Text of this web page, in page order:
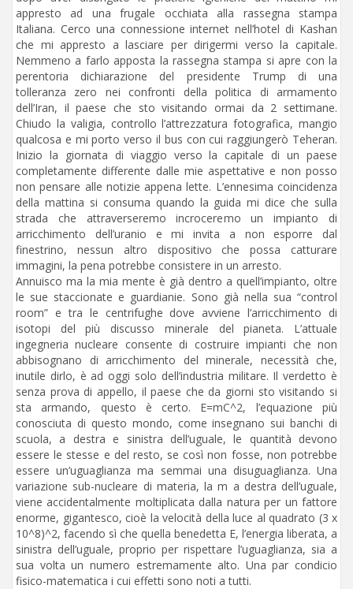
appresto ad una frugale occhiata alla rassegna stampa
Italiana. Cerco una connessione internet nell’hotel di Kashan
che mi appresto a lasciare per dirigermi verso la capitale.
Nemmeno a farlo apposta la rassegna stampa si apre con la
perentoria dichiarazione del presidente Trump di una
tolleranza zero nei confronti della politica di armamento
dell’Iran, il paese che sto visitando ormai da 2 settimane.
Chiudo la valigia, controllo l’attrezzatura fotografica, mangio
qualcosa e mi porto verso il bus con cui raggiungerò Teheran.
Inizio la giornata di viaggio verso la capitale di un paese
completamente differente dalle mie aspettative e non posso
non pensare alle notizie appena lette. L’ennesima coincidenza
della mattina si consuma quando la guida mi dice che sulla
strada che attraverseremo incroceremo un impianto di
arricchimento dell’uranio e mi invita a non esporre dal
finestrino, nessun altro dispositivo che possa catturare
immagini, la pena potrebbe consistere in un arresto.
Annuisco ma la mia mente è già dentro a quell’impianto, oltre
le sue staccionate e guardianie. Sono già nella sua “control
room” e tra le centrifughe dove avviene l’arricchimento di
isotopi del più discusso minerale del pianeta. L’attuale
ingegneria nucleare consente di costruire impianti che non
abbisognano di arricchimento del minerale, necessità che,
inutile dirlo, è ad oggi solo dell’industria militare. Il verdetto è
senza prova di appello, il paese che da giorni sto visitando si
sta armando, questo è certo. E=mC^2, l’equazione più
conosciuta di questo mondo, come insegnano sui banchi di
scuola, a destra e sinistra dell’uguale, le quantità devono
essere le stesse e del resto, se così non fosse, non potrebbe
essere un’uguaglianza ma semmai una disuguaglianza. Una
variazione sub-nucleare di materia, la m a destra dell’uguale,
viene accidentalmente moltiplicata dalla natura per un fattore
enorme, gigantesco, cioè la velocità della luce al quadrato (3 x
10^8)^2, facendo sì che quella benedetta E, l’energia liberata, a
sinistra dell’uguale, proprio per rispettare l’uguaglianza, sia a
sua volta un numero estremamente alto. Una par condicio
fisico-matematica i cui effetti sono noti a tutti.